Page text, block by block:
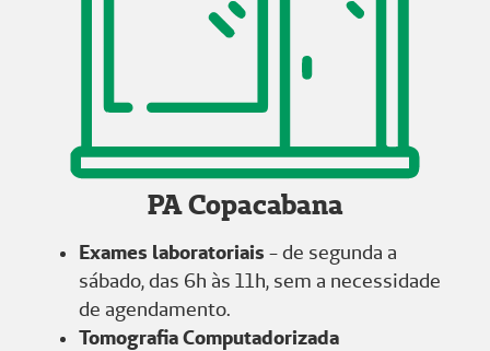
PA Copacabana
Exames laboratoriais - de segunda a
sábado, das 6h às 11h, sem a necessidade
de agendamento.
Tomografia Computadorizada